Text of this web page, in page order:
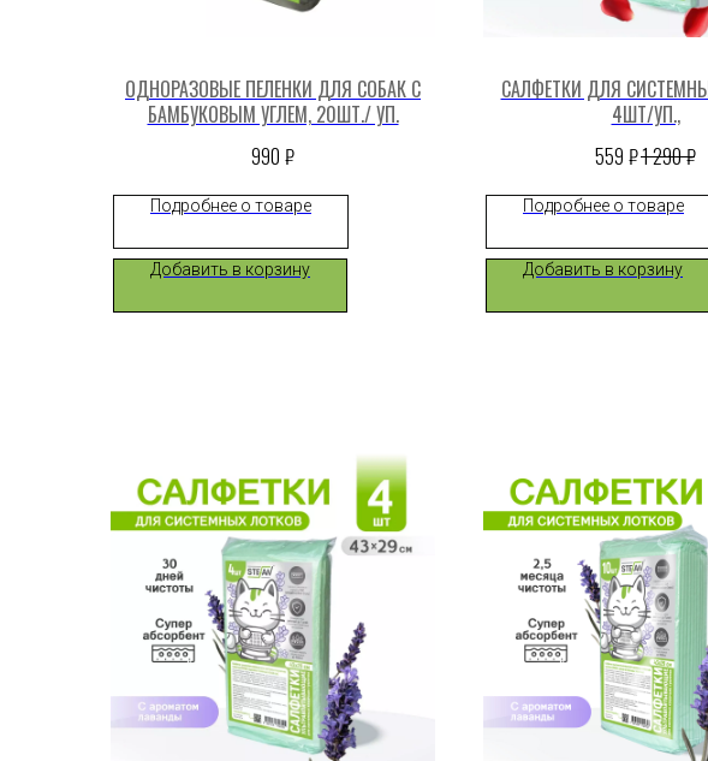
ОДНОРАЗОВЫЕ ПЕЛЕНКИ ДЛЯ СОБАК С
БАМБУКОВЫМ УГЛЕМ, 20ШТ./ УП.
990 ₽
Подробнее о товаре
Добавить в корзину
САЛФЕТКИ ДЛЯ
4ШТ/УП.,
559 ₽1 290₽
Подробнее о товаре
Добавить в корзину